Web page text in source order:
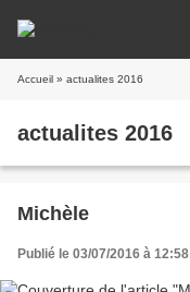
Accueil » actualites 2016
actualites 2016
Michèle
Publié le 03/07/2016 à 12:58